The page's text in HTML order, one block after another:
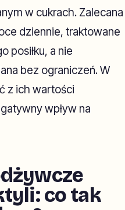
w cukrach. Zalecana
dziennie, traktowane
posiłku, a nie
bez ograniczeń. W
z ich wartości
wpływ na
co tak